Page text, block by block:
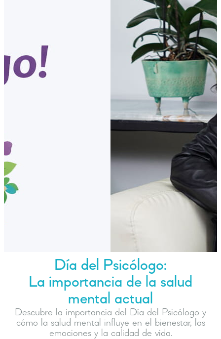
Día del Psicólogo:
La importancia de la salud
mental actual
Descubre la importancia del Día del Psicólogo y
cómo la salud mental influye en el bienestar, las
emociones y la calidad de vida.